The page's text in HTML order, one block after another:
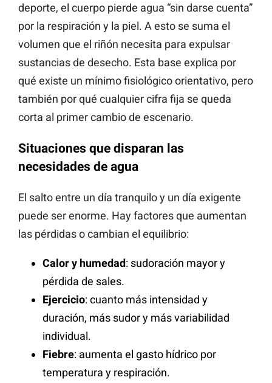
deporte, el cuerpo pierde agua “sin darse cuenta”
por la respiración y la piel. A esto se suma el
volumen que el riñón necesita para expulsar
sustancias de desecho. Esta base explica por
qué existe un mínimo fisiológico orientativo, pero
también por qué cualquier cifra fija se queda
corta al primer cambio de escenario.
Situaciones que disparan las
necesidades de agua
El salto entre un día tranquilo y un día exigente
puede ser enorme. Hay factores que aumentan
las pérdidas o cambian el equilibrio:
Calor y humedad: sudoración mayor y
pérdida de sales.
Ejercicio: cuanto más intensidad y
duración, más sudor y más variabilidad
individual.
Fiebre: aumenta el gasto hídrico por
temperatura y respiración.